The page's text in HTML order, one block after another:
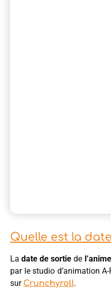
Quelle est la
Ladate de sortie de
par le studio d’animation
sur Crunchyroll.